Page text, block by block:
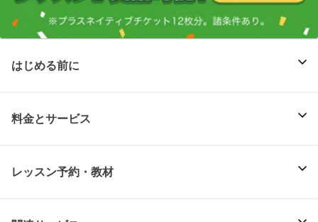
はじめる前に
料金とサービス
レッスン予約・教材